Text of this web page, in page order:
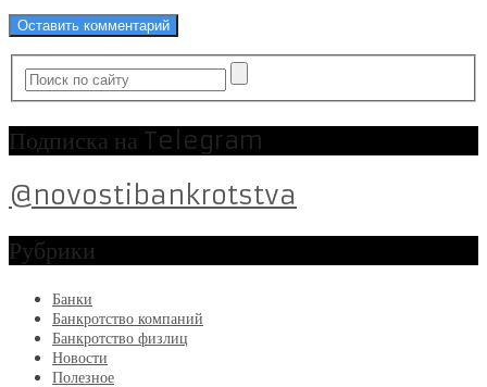
Подписка на Telegram
@novostibankrotstva
Рубрики
Банки
Банкротство компаний
Банкротство физлиц
Новости
Полезное